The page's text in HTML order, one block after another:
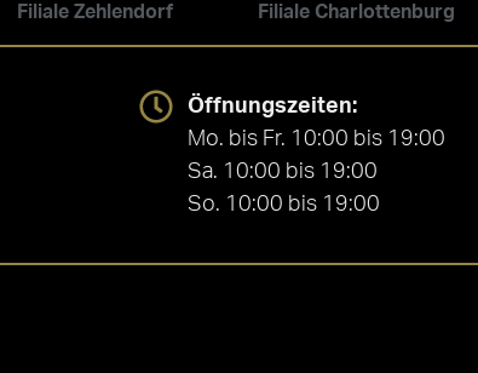
Filiale Zehlendorf Filiale Charlottenburg
Öffnungszeiten:
Mo. bis Fr. 10:00 bis 19:00
Sa. 10:00 bis 19:00
So. 10:00 bis 19:00